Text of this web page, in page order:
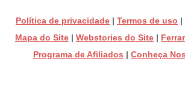
Política de privacidade | Termos de uso |
Mapa do Site | Webstories do Site |
Programa de Afiliados | Conheça